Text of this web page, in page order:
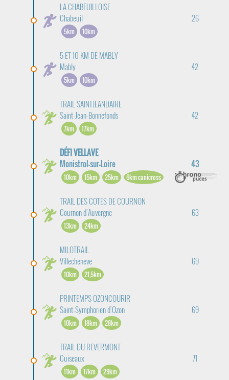
LA CHABEUILLOISE
Chabeuil
26
5km 10km
5 ET 10 KM DE MABLY
Mably
42
5km 10km
TRAIL SAINTJEANDAIRE
Saint-Jean-Bonnefonds
42
7km 17km
DÉFI VELLAVE
Monistrol-sur-Loire
43
10km 15km 25km 6km canicross
TRAIL DES COTES DE COURNON
Cournon d'Auvergne
63
13km 24km
MILOTRAIL
Villecheneve
69
10km 21,5km
PRINTEMPS OZONCOURIR
Saint-Symphorien d'Ozon
69
10km 18km 28km
TRAIL DU REVERMONT
Cuiseaux
71
11km 17km 29km